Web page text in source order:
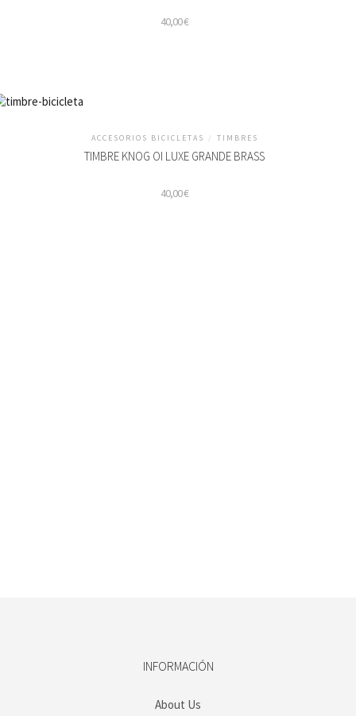
40,00€
ACCESORIOS BICICLETAS / TIMBRES
TIMBRE KNOG OI LUXE GRANDE BRASS
40,00€
INFORMACIÓN
About Us